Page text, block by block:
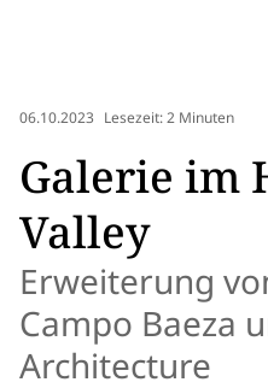
06.10.2023 Lesezeit: 2 Minuten
Galerie im
Valley
Erweiterung
Campo Baeza
Architecture